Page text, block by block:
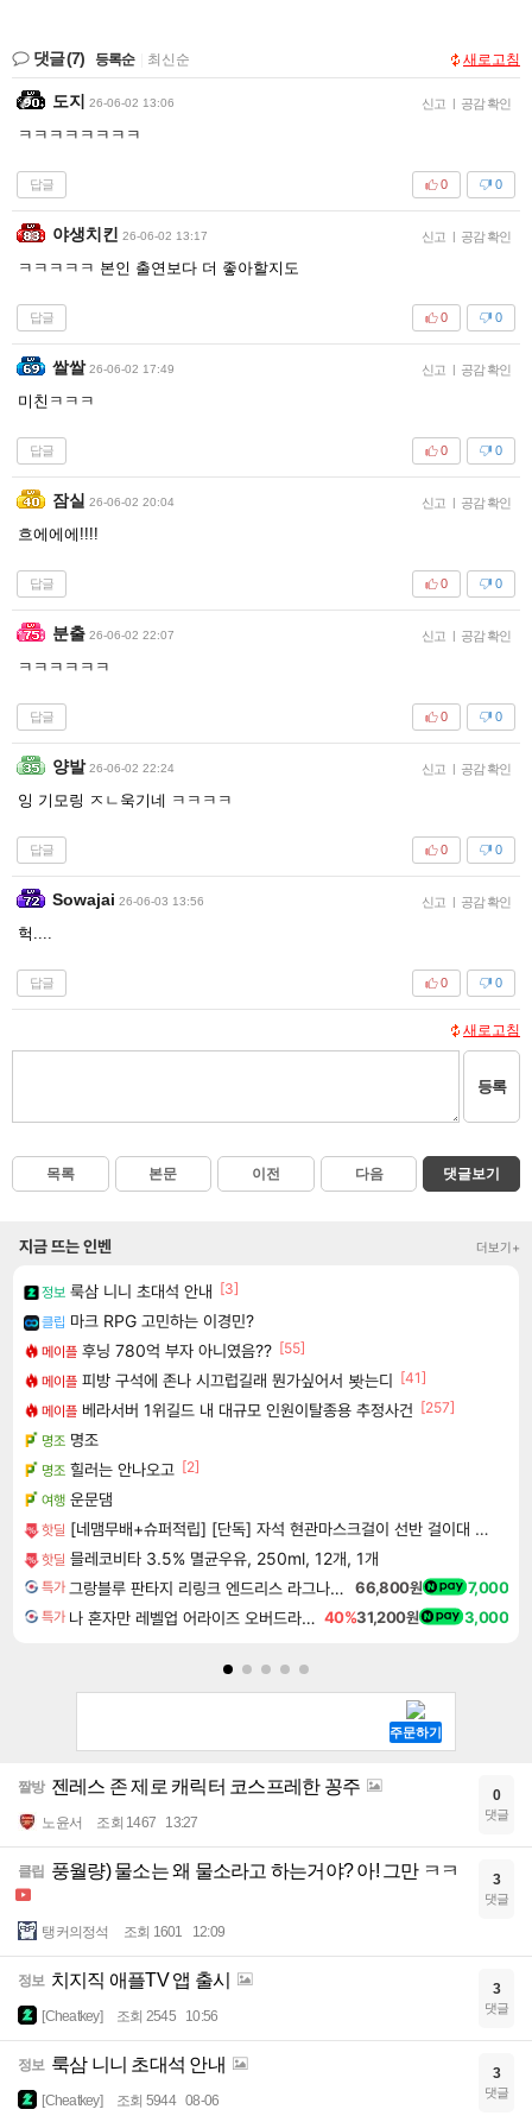
댓글(7) 등록순 최신순 새로고침
도지 26-06-02 13:06 신고 | 공감 확인
ㅋㅋㅋㅋㅋㅋㅋㅋ
답글 0
0
야생치킨 26-06-02 13:17 신고 | 공감 확인
ㅋㅋㅋㅋㅋ 본인 출연보다 더 좋아할지도
답글 0
0
쌀쌀 26-06-02 17:49 신고 | 공감 확인
미친ㅋㅋㅋ
답글 0
0
잠실 26-06-02 20:04 신고 | 공감 확인
흐에에에!!!!
답글 0
0
분출 26-06-02 22:07 신고 | 공감 확인
ㅋㅋㅋㅋㅋㅋ
답글 0
0
양발 26-06-02 22:24 신고 | 공감 확인
잉 기모링 ㅈㄴ욱기네 ㅋㅋㅋㅋ
답글 0
0
Sowajai 26-06-03 13:56 신고 | 공감 확인
헉....
답글 0
0
새로고침
등록
목록 본문 이전 다음 댓글보기
지금 뜨는 인벤 더보기+
정보 룩삼 니니 초대석 안내 [3]
클립 마크 RPG 고민하는 이경민?
메이플 후닝 780억 부자 아니였음?? [55]
메이플 피방 구석에 존나 시끄럽길래 뭔가싶어서 봣는디 [41]
메이플 베라서버 1위길드 내 대규모 인원이탈종용 추정사건 [257]
명조 명조
명조 힐러는 안나오고 [2]
여행 운문댐
핫딜 [네맴무배+슈퍼적립] [단독] 자석 현관마스크걸이 선반 걸이대 냉장고 현관문 열쇠 차키 접착식후크 모자걸이
핫딜 믈레코비타 3.5% 멸균우유, 250ml, 12개, 1개
특가 그랑블루 판타지 리링크 엔드리스 라그나로크 Granblue Fantasy Relink Endless Ragnarok 66,800원 7,000
특가 나 혼자만 레벨업 어라이즈 오버드라이브 디럭스 에디션 Solo Leveling Arise Overdrive Deluxe Edition 40%31,200원 3,000
짤방 젠레스 존 제로 캐릭터 코스프레한 꽁주
노윤서 조회 1467 13:27
0
댓글
클립 풍월량) 물소는 왜 물소라고 하는거야? 아! 그만 ㅋㅋ
탱커의정석 조회 1601 12:09
3
댓글
정보 치지직 애플TV 앱 출시
[Cheatkey] 조회 2545 10:56
3
댓글
정보 룩삼 니니 초대석 안내
[Cheatkey] 조회 5944 08-06
3
댓글